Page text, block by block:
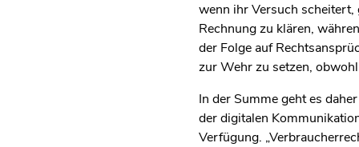
wenn ihr Versuch
Rechnung zu klären,
der Folge auf
zur Wehr zu setzen,
In der Summe geht es
der digitalen
Verfügung.